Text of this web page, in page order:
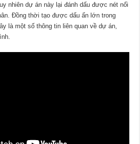
nhiên dự án này lại đánh dấu được nét nổi
Đồng thời tạo được dấu ấn lớn trong
là một số thông tin liên quan về dự án,